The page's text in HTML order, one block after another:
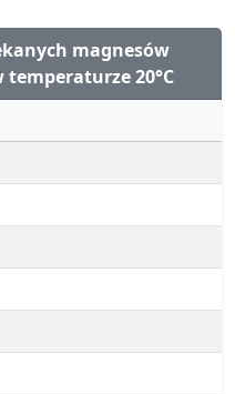
magnesów
temperaturze 20°C